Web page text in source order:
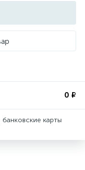
0 ₽
карты